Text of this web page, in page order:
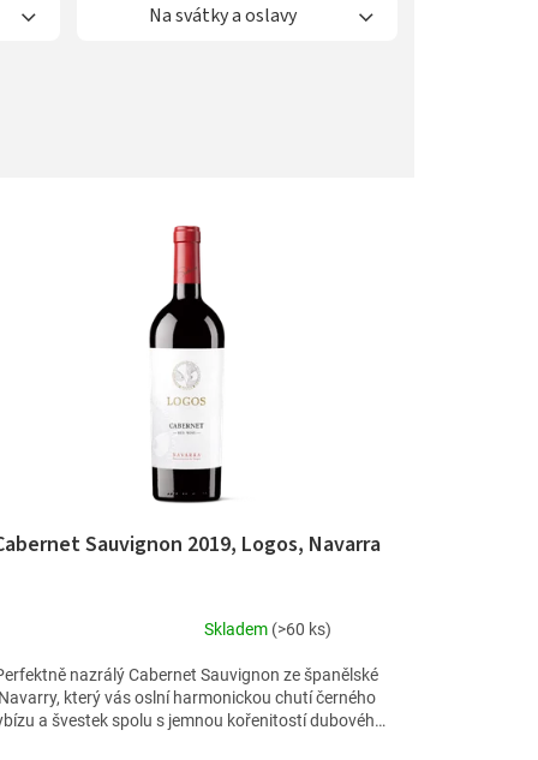
Na svátky a oslavy
Sauvignon 2019, Logos, Navarra
hodnocení
produktu
je
Skladem (>60 ks)
nazrálý Cabernet Sauvignon ze španělské
Navarry, který vás oslní harmonickou chutí černého
a švestek spolu s jemnou kořenitostí dubového